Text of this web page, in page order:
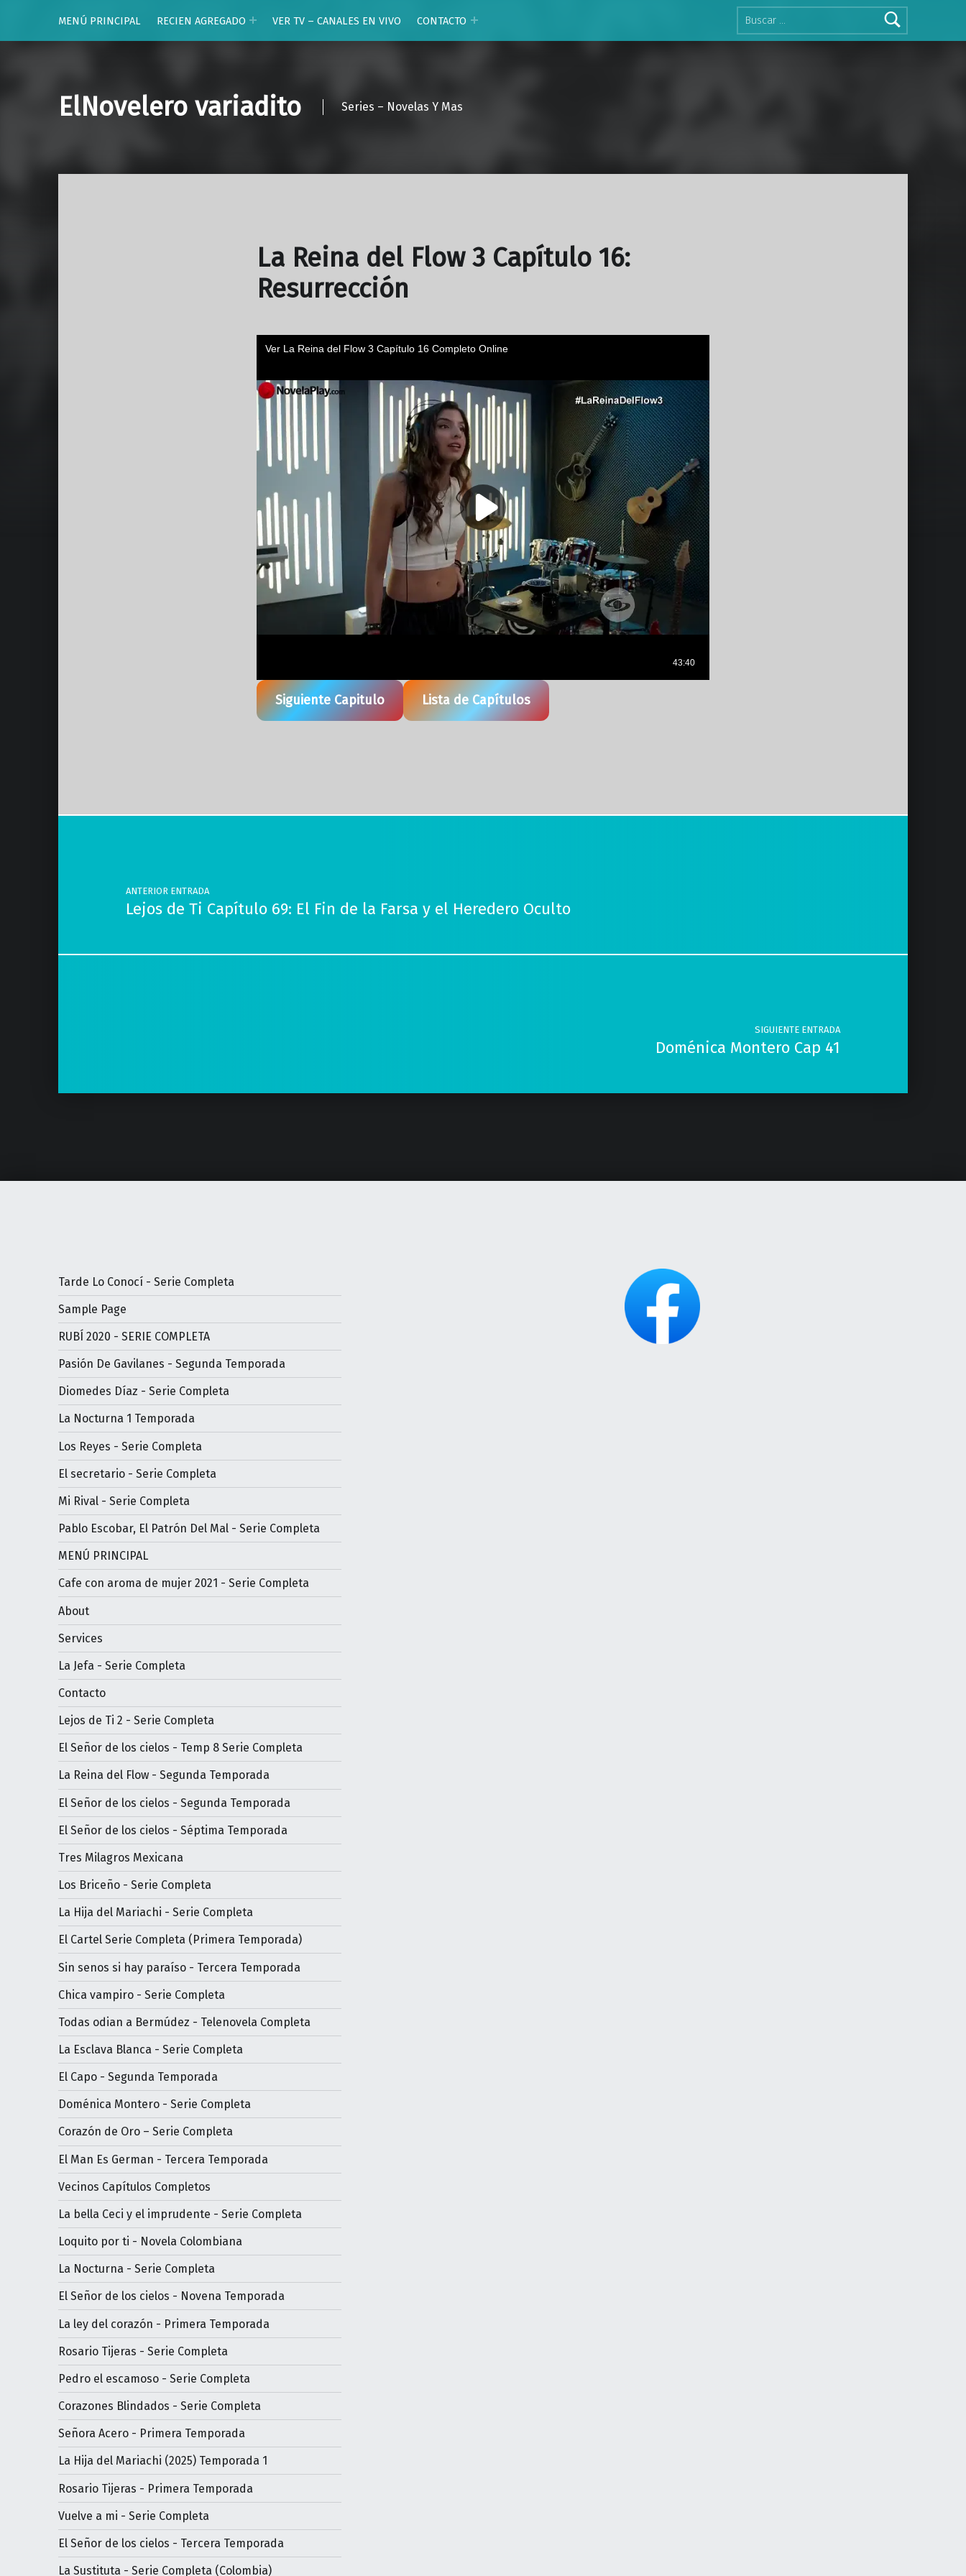
Buscar:
MENÚ PRINCIPAL
RECIEN AGREGADO VER TV – CANALES EN VIVO CONTACTO
ElNovelero variadito Series – Novelas Y Mas
La Reina del Flow 3 Capítulo 16:
Resurrección
Siguiente Capitulo Lista de Capítulos
Navegación de entradas
ANTERIOR ENTRADA
Lejos de Ti Capítulo 69: El Fin de la Farsa y el Heredero Oculto
SIGUIENTE ENTRADA
Doménica Montero Cap 41
Tarde Lo Conocí - Serie Completa
Sample Page
RUBÍ 2020 - SERIE COMPLETA
Pasión De Gavilanes - Segunda Temporada
Diomedes Díaz - Serie Completa
La Nocturna 1 Temporada
Los Reyes - Serie Completa
El secretario - Serie Completa
Mi Rival - Serie Completa
Pablo Escobar, El Patrón Del Mal - Serie Completa
MENÚ PRINCIPAL
Cafe con aroma de mujer 2021 - Serie Completa
About
Services
La Jefa - Serie Completa
Contacto
Lejos de Ti 2 - Serie Completa
El Señor de los cielos - Temp 8 Serie Completa
La Reina del Flow - Segunda Temporada
El Señor de los cielos - Segunda Temporada
El Señor de los cielos - Séptima Temporada
Tres Milagros Mexicana
Los Briceño - Serie Completa
La Hija del Mariachi - Serie Completa
El Cartel Serie Completa (Primera Temporada)
Sin senos si hay paraíso - Tercera Temporada
Chica vampiro - Serie Completa
Todas odian a Bermúdez - Telenovela Completa
La Esclava Blanca - Serie Completa
El Capo - Segunda Temporada
Doménica Montero - Serie Completa
Corazón de Oro – Serie Completa
El Man Es German - Tercera Temporada
Vecinos Capítulos Completos
La bella Ceci y el imprudente - Serie Completa
Loquito por ti - Novela Colombiana
La Nocturna - Serie Completa
El Señor de los cielos - Novena Temporada
La ley del corazón - Primera Temporada
Rosario Tijeras - Serie Completa
Pedro el escamoso - Serie Completa
Corazones Blindados - Serie Completa
Señora Acero - Primera Temporada
La Hija del Mariachi (2025) Temporada 1
Rosario Tijeras - Primera Temporada
Vuelve a mi - Serie Completa
El Señor de los cielos - Tercera Temporada
La Sustituta - Serie Completa (Colombia)